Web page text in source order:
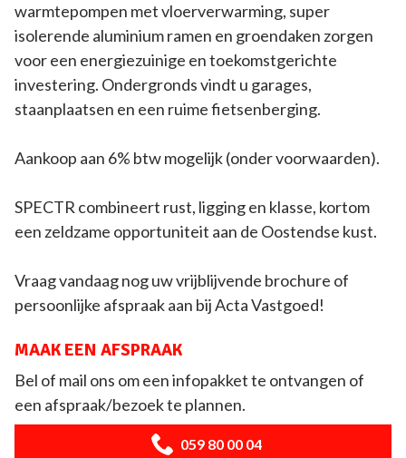
warmtepompen met vloerverwarming, super
isolerende aluminium ramen en groendaken zorgen
voor een energiezuinige en toekomstgerichte
investering. Ondergronds vindt u garages,
staanplaatsen en een ruime fietsenberging.
Aankoop aan 6% btw mogelijk (onder voorwaarden).
SPECTR combineert rust, ligging en klasse, kortom
een zeldzame opportuniteit aan de Oostendse kust.
Vraag vandaag nog uw vrijblijvende brochure of
persoonlijke afspraak aan bij Acta Vastgoed!
MAAK EEN AFSPRAAK
Bel of mail ons om een infopakket te ontvangen of
een afspraak/bezoek te plannen.
059 80 00 04